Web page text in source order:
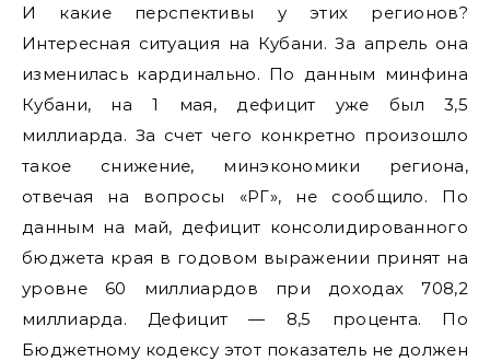
И какие перспективы у этих регионов?
Интересная ситуация на Кубани. За апрель она
изменилась кардинально. По данным минфина
Кубани, на 1 мая, дефицит уже был 3,5
миллиарда. За счет чего конкретно произошло
такое снижение, минэкономики региона,
отвечая на вопросы «РГ», не сообщило. По
данным на май, дефицит консолидированного
бюджета края в годовом выражении принят на
уровне 60 миллиардов при доходах 708,2
миллиарда. Дефицит — 8,5 процента. По
Бюджетному кодексу этот показатель не должен